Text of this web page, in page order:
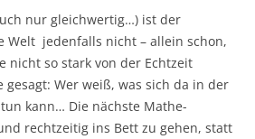
nur gleichwertig…) ist der
Welt jedenfalls nicht – allein schon,
nicht so stark von der Echtzeit
gesagt: Wer weiß, was sich da in der
kann… Die nächste Mathe-
rechtzeitig ins Bett zu gehen, statt